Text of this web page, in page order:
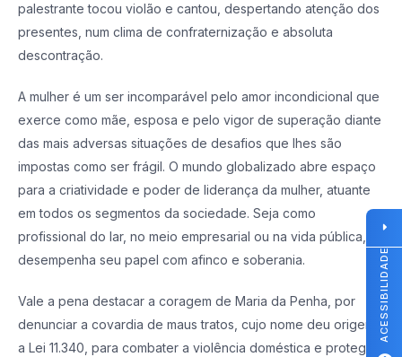
palestrante tocou violão e cantou, despertando atenção dos
presentes, num clima de confraternização e absoluta
descontração.
A mulher é um ser incomparável pelo amor incondicional que
exerce como mãe, esposa e pelo vigor de superação diante
das mais adversas situações de desafios que lhes são
impostas como ser frágil. O mundo globalizado abre espaço
para a criatividade e poder de liderança da mulher, atuante
em todos os segmentos da sociedade. Seja como
profissional do lar, no meio empresarial ou na vida pública,
desempenha seu papel com afinco e soberania.
Vale a pena destacar a coragem de Maria da Penha, por
denunciar a covardia de maus tratos, cujo nome deu origem
a Lei 11.340, para combater a violência doméstica e proteger
ACESSIBILIDADE